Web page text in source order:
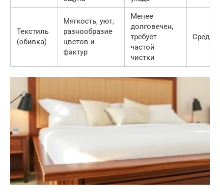
Текстиль
(обивка)
Мягкость, уют,
разнообразие
цветов и
фактур
Менее
долговечен,
требует
частой
чистки